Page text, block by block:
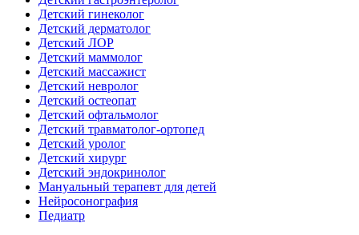
Детский гинеколог
Детский дерматолог
Детский ЛОР
Детский маммолог
Детский массажист
Детский невролог
Детский остеопат
Детский офтальмолог
Детский травматолог-ортопед
Детский уролог
Детский хирург
Детский эндокринолог
Мануальный терапевт для детей
Нейросонография
Педиатр